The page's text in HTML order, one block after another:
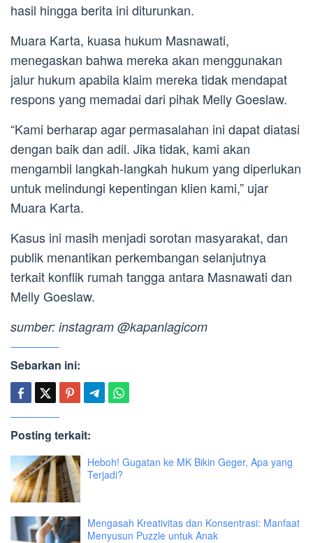
hasil hingga berita ini diturunkan.
Muara Karta, kuasa hukum Masnawati,
menegaskan bahwa mereka akan menggunakan
jalur hukum apabila klaim mereka tidak mendapat
respons yang memadai dari pihak Melly Goeslaw.
“Kami berharap agar permasalahan ini dapat diatasi
dengan baik dan adil. Jika tidak, kami akan
mengambil langkah-langkah hukum yang diperlukan
untuk melindungi kepentingan klien kami,” ujar
Muara Karta.
Kasus ini masih menjadi sorotan masyarakat, dan
publik menantikan perkembangan selanjutnya
terkait konflik rumah tangga antara Masnawati dan
Melly Goeslaw.
sumber: instagram @kapanlagicom
Sebarkan ini:
Posting terkait:
Heboh! Gugatan ke MK Bikin Geger, Apa yang
Terjadi?
Mengasah Kreativitas dan Konsentrasi: Manfaat
Menyusun Puzzle untuk Anak